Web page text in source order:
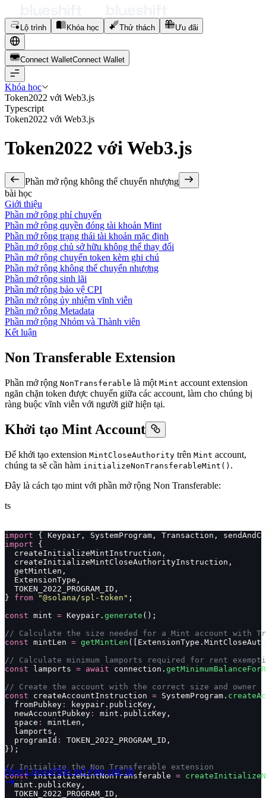
Lộ trình Khóa học Thử thách Ưu đãi
Connect WalletConnect Wal et
Khóa học
Token2022 với Web3.js
Typescript
Token2022 với Web3.js
Token2022 với Web3.js
Phần mở rộng không thể chuyển nhượng
bài học
Giới thiệu
Phần mở rộng phí chuyển
Phần mở rộng quyền đóng tài khoản Mint
Phần mở rộng trạng thái tài khoản mặc định
Phần mở rộng chủ sở hữu không thể thay đổi
Phần mở rộng chuyển token kèm ghi chú
Phần mở rộng không thể chuyển nhượng
Phần mở rộng sinh lãi
Phần mở rộng bảo vệ CPI
Phần mở rộng ủy nhiệm vĩnh viễn
Phần mở rộng Metadata
Phần mở rộng Nhóm và Thành viên
Kết luận
Non Transferable Extension
Phần mở rộng NonTransferable là một Mint account extension
ngăn chặn token được chuyển giữa các account, làm cho chúng bị
ràng buộc vĩnh viễn với người giữ hiện tại.
Khởi tạo Mint Account
Để khởi tạo extension MintCloseAuthority trên Mint account,
chúng ta sẽ cần hàm initializeNonTransferableMint() .
Đây là cách tạo mint với phần mở rộng Non Transferable:
ts
import { Keypair, SystemProgram, Transaction,
import {
  createInitializeMintInstruction,
  createInitializeMintCloseAuthorityInstruction,
  getMintLen,
  ExtensionType,
  TOKEN_2022_PROGRAM_ID,
} from "@solana/spl-token " ;
const mint = Keypair. generate ();
// Calculate the size needed for a Mint account with
const mintLen = getMintLen
// Calculate minimum lamports required for rent
const lamports = await connection.
// Create the account with the correct size and owner
const createAccountInstruction = SystemProgram.
  fromPubkey
:
keypair.publicKey,
  newAccountPubkey
:
mint.publicKey,
  space
:
mintLen,
  lamports,
  programId
:
TOKEN_2022_PROGRAM_ID,
});
// Initialize the Non Transferable extension
const initializeMintNonTransferable =
  mint.publicKey,
  TOKEN_2022_PROGRAM_ID,
Next LessonPhần mở rộng sinh lãi